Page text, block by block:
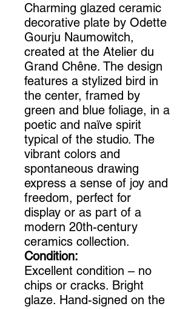
Charming glazed ceramic
decorative plate by Odette
Gourju Naumowitch,
created at the Atelier du
Grand Chêne. The design
features a stylized bird in
the center, framed by
green and blue foliage, in a
poetic and naïve spirit
typical of the studio. The
vibrant colors and
spontaneous drawing
express a sense of joy and
freedom, perfect for
display or as part of a
modern 20th-century
ceramics collection.
Condition:
Excellent condition – no
chips or cracks. Bright
glaze. Hand-signed on the